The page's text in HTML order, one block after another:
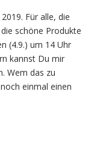
Für alle, die
schöne Produkte
(4.9.) um 14 Uhr
kannst Du mir
Wem das zu
einmal einen